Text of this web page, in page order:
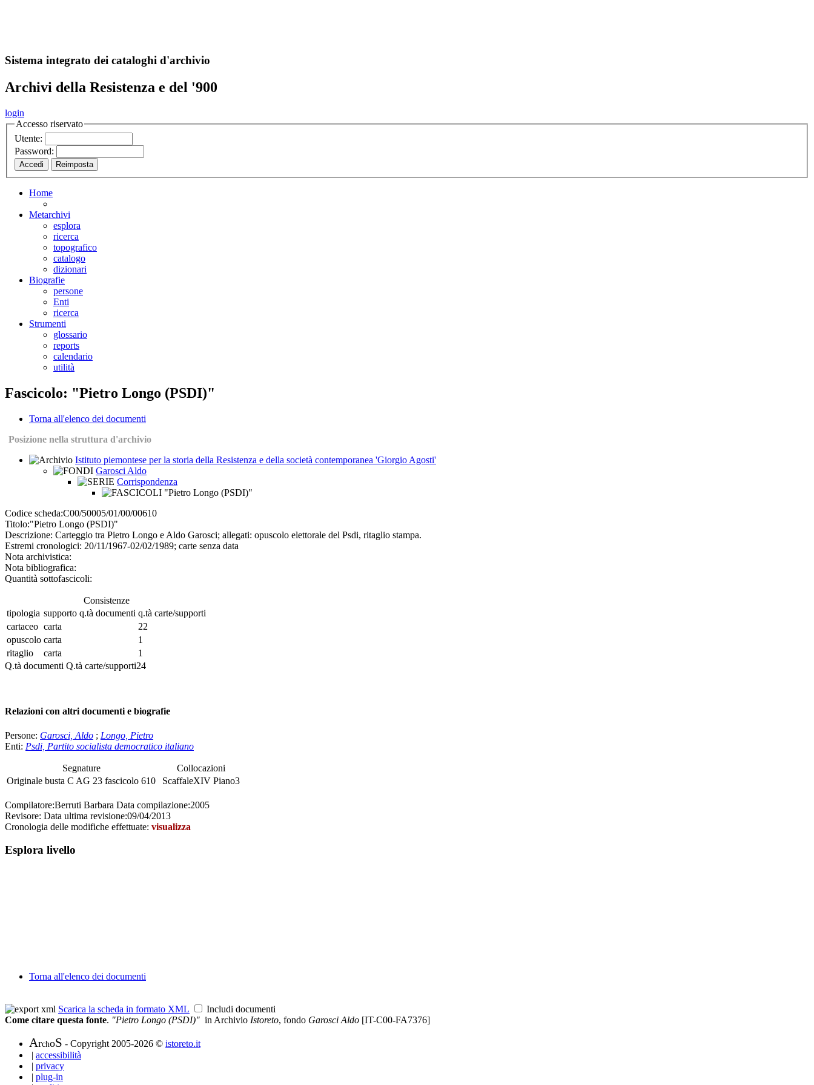
Sistema integrato dei cataloghi d'archivio
Archivi della Resistenza e del '900
login
Accesso riservato
Utente:
Password:
Home
Metarchivi
esplora
ricerca
topografico
catalogo
dizionari
Biografie
persone
Enti
ricerca
Strumenti
glossario
reports
calendario
utilità
Fascicolo: "Pietro Longo (PSDI)"
Torna all'elenco dei documenti
Posizione nella struttura d'archivio
Istituto piemontese per la storia della Resistenza e della società contemporanea 'Giorgio Agosti'
Garosci Aldo
Corrispondenza
"Pietro Longo (PSDI)"
Codice scheda:C00/50005/01/00/00610
Titolo:"Pietro Longo (PSDI)"
Descrizione: Carteggio tra Pietro Longo e Aldo Garosci; allegati: opuscolo elettorale del Psdi, ritaglio stampa.
Estremi cronologici: 20/11/1967-02/02/1989; carte senza data
Nota archivistica:
Nota bibliografica:
Quantità sottofascicoli:
Consistenze
tipologia supporto q.tà documenti q.tà carte/supporti
cartaceo carta
22
opuscolo carta
1
ritaglio
carta
1
Q.tà documenti Q.tà carte/supporti24
Relazioni con altri documenti e biografie
Persone: Garosci, Aldo ; Longo, Pietro
Enti: Psdi, Partito socialista democratico italiano
Segnature
Originale busta C AG 23 fascicolo 610
Collocazioni
ScaffaleXIV Piano3
Compilatore:Berruti Barbara Data compilazione:2005
Revisore: Data ultima revisione:09/04/2013
Cronologia delle modifiche effettuate: visualizza
Esplora livello
Torna all'elenco dei documenti
Scarica la scheda in formato XML
Includi documenti
Come citare questa fonte. "Pietro Longo (PSDI)" in Archivio Istoreto, fondo Garosci Aldo [IT-C00-FA7376]
ArchoS - Copyright 2005-2026 © istoreto.it
| accessibilità
| privacy
| plug-in